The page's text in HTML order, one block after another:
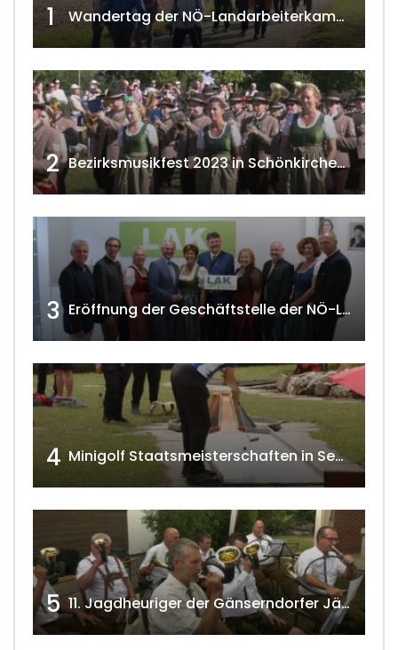
1 Wandertag der NÖ-Landarbeiterkammer in Hollabrunn 2024
2 Bezirksmusikfest 2023 in Schönkirchen-Reyersdorf
3 Eröffnung der Geschäftstelle der NÖ-Landarbeiterkammer in Mistelbach w4tv174
4 Minigolf Staatsmeisterschaften in Seefeld-Kadolz w4tv174
5 11. Jagdheuriger der Gänserndorfer Jäger 2020 w4tv166